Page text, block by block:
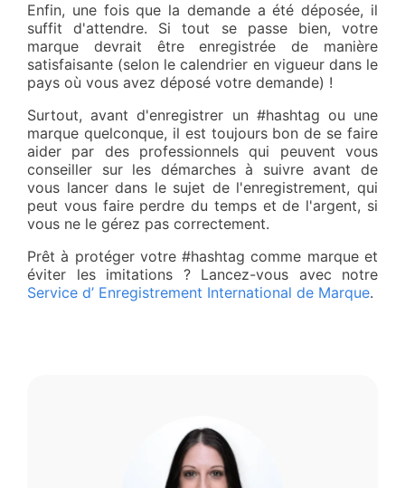
Enfin, une fois que la demande a été déposée, il
suffit d'attendre. Si tout se passe bien, votre
marque devrait être enregistrée de manière
satisfaisante (selon le calendrier en vigueur dans le
pays où vous avez déposé votre demande) !
Surtout, avant d'enregistrer un #hashtag ou une
marque quelconque, il est toujours bon de se faire
aider par des professionnels qui peuvent vous
conseiller sur les démarches à suivre avant de
vous lancer dans le sujet de l'enregistrement, qui
peut vous faire perdre du temps et de l'argent, si
vous ne le gérez pas correctement.
Prêt à protéger votre #hashtag comme marque et
éviter les imitations ? Lancez-vous avec notre
Service d’ Enregistrement International de Marque.